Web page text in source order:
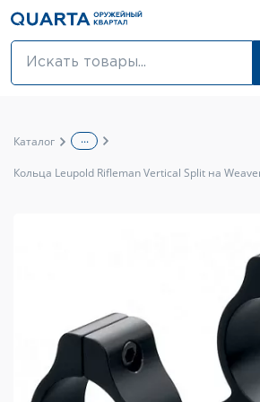
Оптовикам
Средства для ухода за
Тюнинг оружия и ЗИП
Обувь
Каталог ...
Кольца Leupold Rifleman Vertical Split на